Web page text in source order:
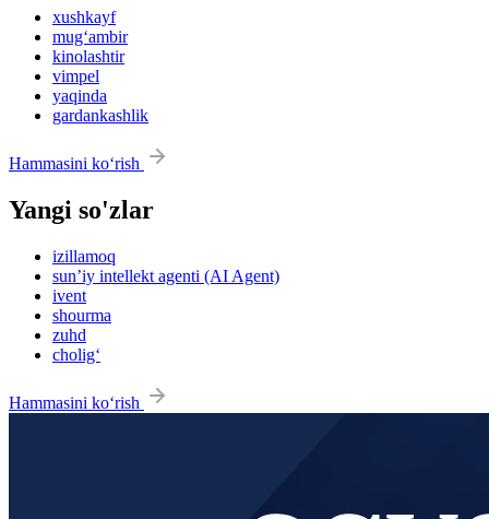
xushkayf
mug‘ambir
kinolashtir
vimpel
yaqinda
gardankashlik
Hammasini ko‘rish
Yangi so'zlar
izillamoq
sun’iy intellekt agenti (AI Agent)
ivent
shourma
zuhd
cholig‘
Hammasini ko‘rish